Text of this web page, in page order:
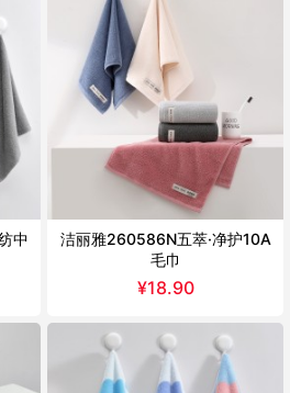
中
洁丽雅260586N五萃·净护10A
毛巾
¥18.90